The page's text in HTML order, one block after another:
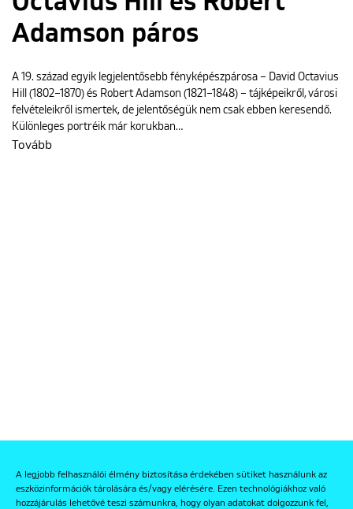
A legjobb felhasználói élmény biztosítása érdekében sütiket használunk az
eszközinformációk tárolására és/vagy elérésére. Ezen technológiákhoz való
hozzájárulás lehetővé teszi számunkra, hogy olyan adatokat dolgozzunk fel,
Adamson páros
A 19. század egyik legjelentősebb fényképészpárosa – David Octavius
Hill (1802–1870) és Robert Adamson (1821–1848) – tájképeikről, városi
felvételeikről ismertek, de jelentőségük nem csak ebben keresendő.
Különleges portréik már korukban…
Tovább